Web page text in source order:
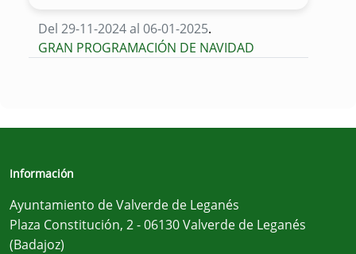
Del 29-11-2024 al 06-01-2025.
GRAN PROGRAMACIÓN DE NAVIDAD
Información
Ayuntamiento de Valverde de Leganés
Plaza Constitución, 2 - 06130 Valverde de Leganés
(Badajoz)